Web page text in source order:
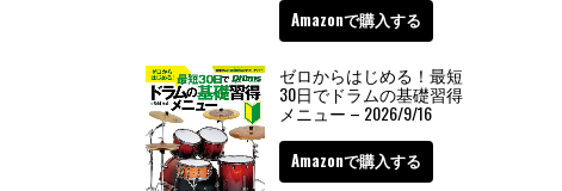
Amazonで購入する
ゼロからはじめる！最短
30日でドラムの基礎習得
メニュー – 2026/9/16
Amazonで購入する